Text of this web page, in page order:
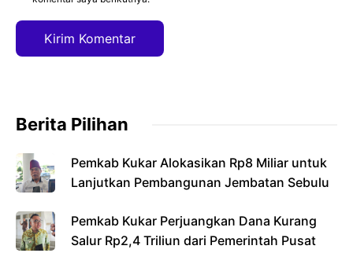
Berita Pilihan
Pemkab Kukar Alokasikan Rp8 Miliar untuk
Lanjutkan Pembangunan Jembatan Sebulu
Pemkab Kukar Perjuangkan Dana Kurang
Salur Rp2,4 Triliun dari Pemerintah Pusat